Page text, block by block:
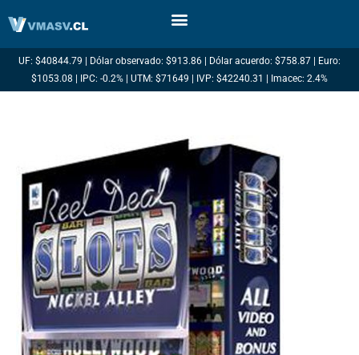
UF: $40844.79 | Dólar observado: $913.86 | Dólar acuerdo: $758.87 | Euro:
$1053.08 | IPC: -0.2% | UTM: $71649 | IVP: $42240.31 | Imacec: 2.4%